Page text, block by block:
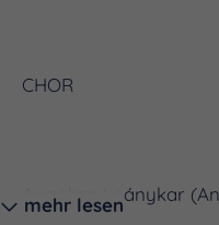
CHOR
Angelica Leánykar
mehr lesen